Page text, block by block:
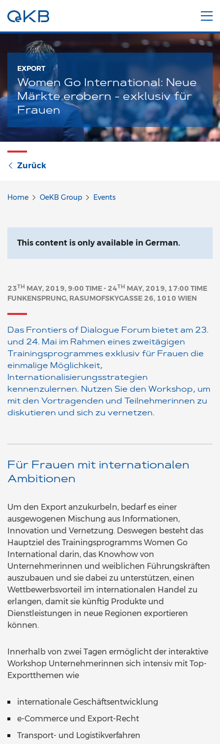
EXPORT
Women Go International: Neue
Märkte erobern - exklusiv für
Frauen
Zurück
Home OeKB Group Events
This content is only available in German.
23TH MAY, 2019, 9:00 TIME - 24TH MAY, 2019, 17:00 TIME
FUNKENSPRUNG, RASUMOFSKYGASSE 26, 1010 WIEN
Das Frontiers of Dialogue Forum bietet am 23.
und 24. Mai im Rahmen eines zweitägigen
Trainingsprogrammes exklusiv für Frauen die
einmalige Möglichkeit,
Internationalisierungsstrategien
kennenzulernen. Nutzen Sie den Workshop, um
mit den Vortragenden und Teilnehmerinnen zu
diskutieren und sich zu vernetzen.
Für Frauen mit internationalen
Ambitionen
Um den Export anzukurbeln, bedarf es einer
ausgewogenen Mischung aus Informationen,
Innovation und Vernetzung. Deswegen besteht das
Hauptziel des Trainingsprogramms Women Go
International darin, das Knowhow von
Unternehmerinnen und weiblichen Führungskräften
auszubauen und sie dabei zu unterstützen, einen
Wettbewerbsvorteil im internationalen Handel zu
erlangen, damit sie künftig Produkte und
Dienstleistungen in neue Regionen exportieren
können.
Innerhalb von zwei Tagen ermöglicht der interaktive
Workshop Unternehmerinnen sich intensiv mit Top-
Exportthemen wie
internationale Geschäftsentwicklung
e-Commerce und Export-Recht
Transport- und Logistikverfahren